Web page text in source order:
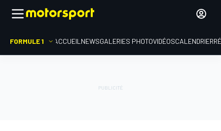
FORMULE 1 ACCUEIL NEWSGALERIES PHOTOVIDÉOSCALENDRIER